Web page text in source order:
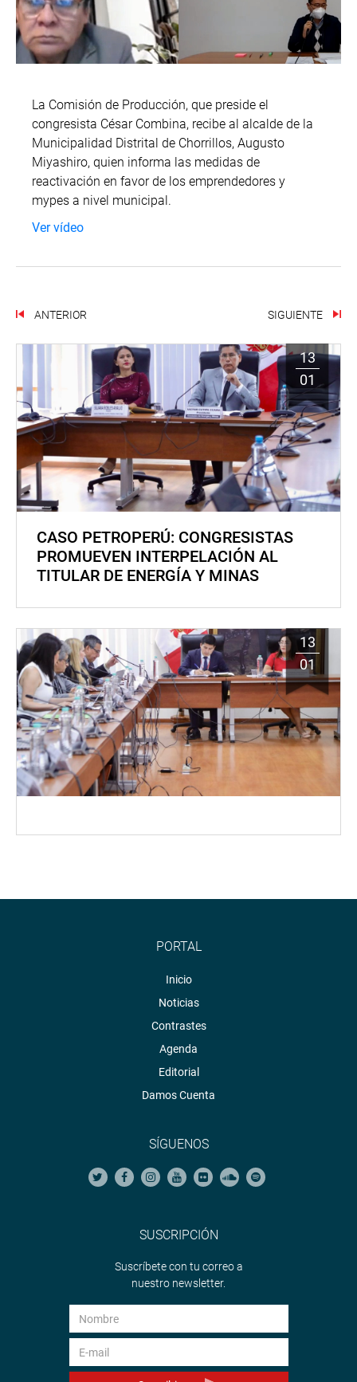
La Comisión de Producción, que preside el
congresista César Combina, recibe al alcalde de la
Municipalidad Distrital de Chorrillos, Augusto
Miyashiro, quien informa las medidas de
reactivación en favor de los emprendedores y
mypes a nivel municipal.
Ver vídeo
ANTERIOR SIGUIENTE
13
01
CASO PETROPERÚ: CONGRESISTAS
PROMUEVEN INTERPELACIÓN AL
TITULAR DE ENERGÍA Y MINAS
13
01
PORTAL
Inicio
Noticias
Contrastes
Agenda
Editorial
Damos Cuenta
SÍGUENOS
SUSCRIPCIÓN
Suscríbete con tu correo a
nuestro newsletter.